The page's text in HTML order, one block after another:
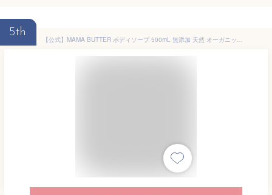
5th
【公式】MAMA BUTTER ボディソープ 500mL 無添加 天然 オーガニック シアバター しっとり 乾燥肌 敏感肌 子供 ママバター